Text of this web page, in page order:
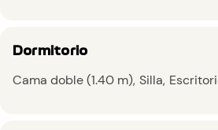
Dormitorio
Cama doble (1.40 m) Silla